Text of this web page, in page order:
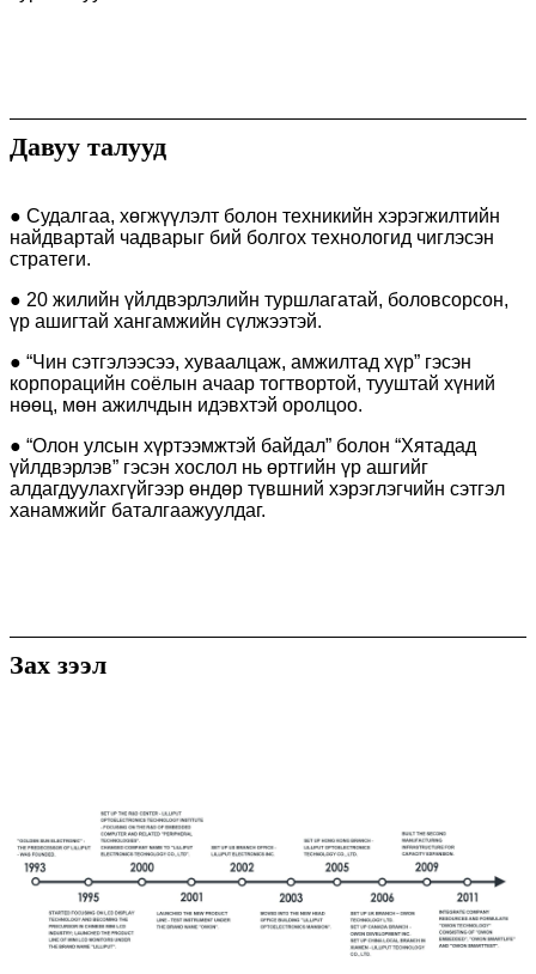
Давуу талууд
● Судалгаа, хөгжүүлэлт болон техникийн хэрэгжилтийн
найдвартай чадварыг бий болгох технологид чиглэсэн
стратеги.
● 20 жилийн үйлдвэрлэлийн туршлагатай, боловсорсон,
үр ашигтай хангамжийн сүлжээтэй.
● “Чин сэтгэлээсээ, хуваалцаж, амжилтад хүр” гэсэн
корпорацийн соёлын ачаар тогтвортой, тууштай хүний ​​
нөөц, мөн ажилчдын идэвхтэй оролцоо.
● “Олон улсын хүртээмжтэй байдал” болон “Хятадад
үйлдвэрлэв” гэсэн хослол нь өртгийн үр ашгийг
алдагдуулахгүйгээр өндөр түвшний хэрэглэгчийн сэтгэл
ханамжийг баталгаажуулдаг.
Зах зээл